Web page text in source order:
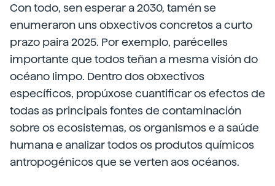
Con todo, sen esperar a 2030, tamén se
enumeraron uns obxectivos concretos a curto
prazo paira 2025. Por exemplo, parécelles
importante que todos teñan a mesma visión do
océano limpo. Dentro dos obxectivos
específicos, propúxose cuantificar os efectos de
todas as principais fontes de contaminación
sobre os ecosistemas, os organismos e a saúde
humana e analizar todos os produtos químicos
antropogénicos que se verten aos océanos.